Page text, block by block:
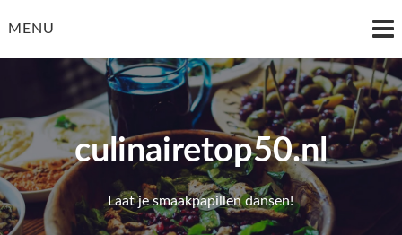
toMENU
culinairetop50.nl
Laat je smaakpapillen dansen!